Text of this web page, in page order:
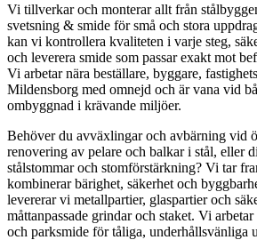
Vi tillverkar och monterar allt från
svetsning & smide för små och stora
kan vi kontrollera kvaliteten i varje steg,
och leverera smide som passar exakt mot
Vi arbetar nära beställare, byggare,
Mildensborg med omnejd och är vana vid
ombyggnad i krävande miljöer.
Behöver du avväxlingar och avbärning vid
renovering av pelare och balkar i stål, eller
stålstommar och stomförstärkning? Vi tar
kombinerar bärighet, säkerhet och
levererar vi metallpartier, glaspartier och
måttanpassade grindar och staket. Vi
och parksmide för tåliga, underhållsvänliga